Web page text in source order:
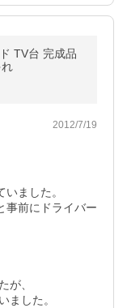
TV台 完成品
2012/7/19
ました。
事前にドライバー
が、
ました。